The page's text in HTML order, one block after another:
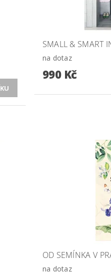
SMALL & SMART
na dotaz
990 Kč
OD SEMÍNKA V
na dotaz